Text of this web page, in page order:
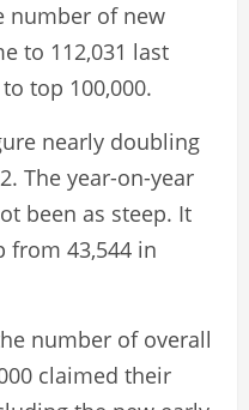
number of new
to 112,031 last
top 100,000.
nearly doubling
The year-on-year
been as steep. It
from 43,544 in
number of overall
claimed their